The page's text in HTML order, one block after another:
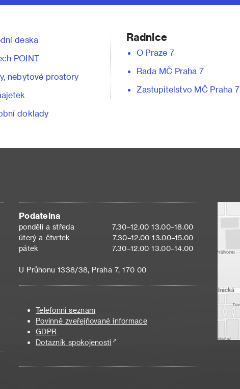
deska
POINT
nebytové prostory
doklady
Radnice
O Praze 7
Rada MČ Praha 7
Zastupitelstvo MČ Praha 7
Podatelna
pondělí a středa
7.30–12.00 13.00–18.00
úterý a čtvrtek
7.30–12.00 13.00–15.00
pátek
7.30–12.00 13.00–14.00
U Průhonu 1338/38, Praha 7, 170 00
Telefonní seznam
Povinně zveřejňované informace
GDPR
Dotazník spokojenosti